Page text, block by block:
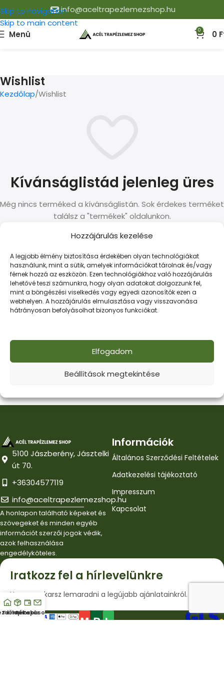
Hozzájárulás kezelése
A legjobb élmény biztosítása érdekében olyan technológiákat
használunk, mint a sütik, amelyek információkat tárolnak és/vagy
férnek hozzá az eszközön. Ezen technológiákhoz való hozzájárulás
lehetővé teszi számunkra, hogy olyan adatokat dolgozzunk fel,
mint a böngészési viselkedés vagy egyedi azonosítók ezen a
webhelyen. A hozzájárulás elmulasztása vagy visszavonása
hátrányosan befolyásolhat bizonyos funkciókat.
Elfogadom
Beállítások megtekintése
Skip to navigation
Skip to main content
info@aceltrapezlemezshop.hu
Menü 0 0
Wishlist
Kezdőlap Wishlist
Kívánságlistád jelenleg üres
Még nincs terméked a kívánságlistán. Sok érdekes terméket
találsz a "termékek" oldalunkon.
Vissza A Termékekhez
5100 Jászberény, Jásztelki
út 70.
+36304577119
info@aceltrapezlemezshop.hu
A honlapon található képeket és
szövegeket és minden egyéb
információt szerzői jogok védik,
azok felhasználása
engedélyköteles.
Információk
Általános Szerződési Feltételek
Adatkezelési tájékoztató
Impresszum
Kapcsolat
Iratkozz fel a hírlevelünkre
Ha nem akarsz lemaradni a legújabb ajánlatainkról.
Termékek
Pénztár
Kapcsolat